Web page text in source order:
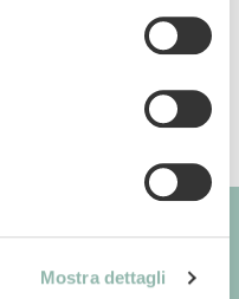
Mostra dettagli